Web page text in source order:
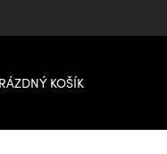
KOŠÍK